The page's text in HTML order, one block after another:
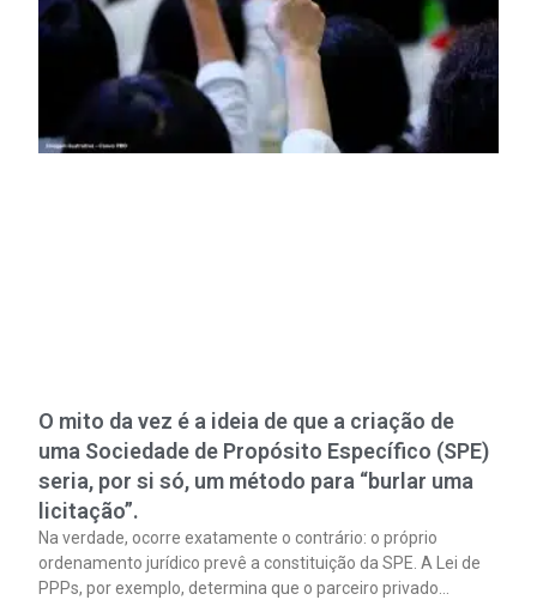
O mito da vez é a ideia de que a criação de
uma Sociedade de Propósito Específico (SPE)
seria, por si só, um método para “burlar uma
licitação”.
Na verdade, ocorre exatamente o contrário: o próprio
ordenamento jurídico prevê a constituição da SPE. A Lei de
PPPs, por exemplo, determina que o parceiro privado